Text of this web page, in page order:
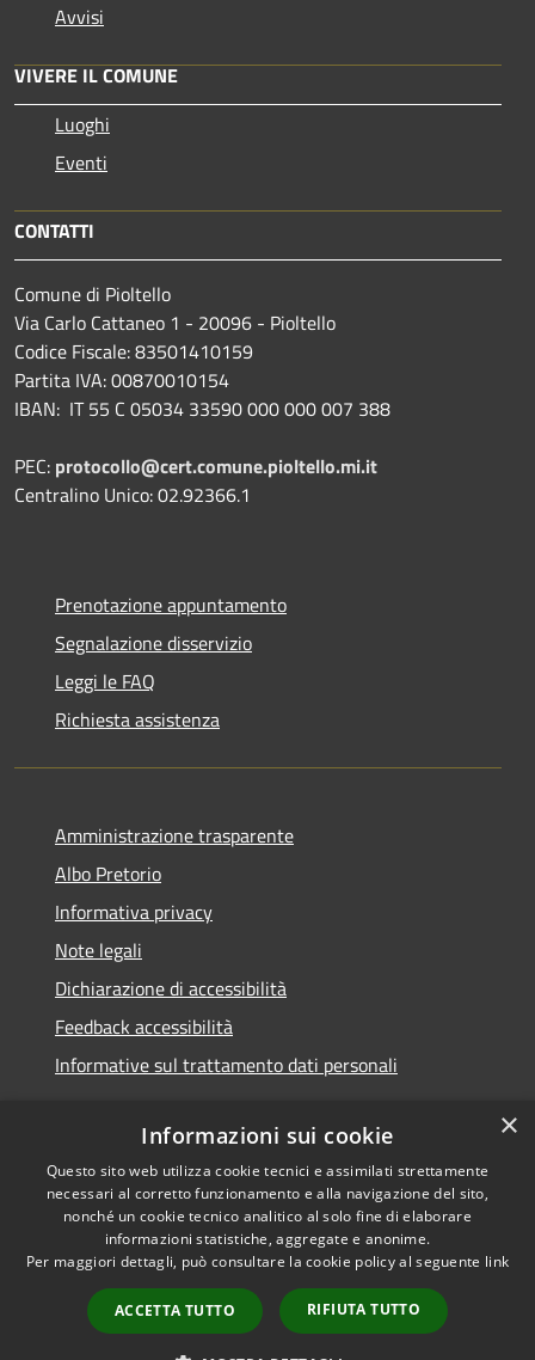
Avvisi
VIVERE IL COMUNE
Luoghi
Eventi
CONTATTI
Comune di Pioltello
Via Carlo Cattaneo 1 - 20096 - Pioltello
Codice Fiscale: 83501410159
Partita IVA: 00870010154
IBAN: IT 55 C 05034 33590 000 000 007 388
PEC: protocollo@cert.comune.pioltello.mi.it
Centralino Unico: 02.92366.1
Prenotazione appuntamento
Segnalazione disservizio
Leggi le FAQ
Richiesta assistenza
Amministrazione trasparente
Albo Pretorio
Informativa privacy
Note legali
Dichiarazione di accessibilità
Feedback accessibilità
Informative sul trattamento dati personali
RSS
Accessibilità
Cookie
Mappa del sito
Informativa trattamento
Copyright © 2026 • Comune di
Pioltello • Powered by
Municipium•Accesso
redazione
×
Informazioni sui cookie
Questo sito web utilizza cookie tecnici e assimilati strettamente
necessari al corretto funzionamento e alla navigazione del sito,
nonché un cookie tecnico analitico al solo fine di elaborare
informazioni statistiche, aggregate e anonime.
Per maggiori dettagli, può consultare la cookie policy al seguente link
ACCETTA TUTTO RIFIUTA TUTTO